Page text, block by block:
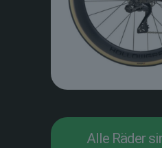
Alle Räder